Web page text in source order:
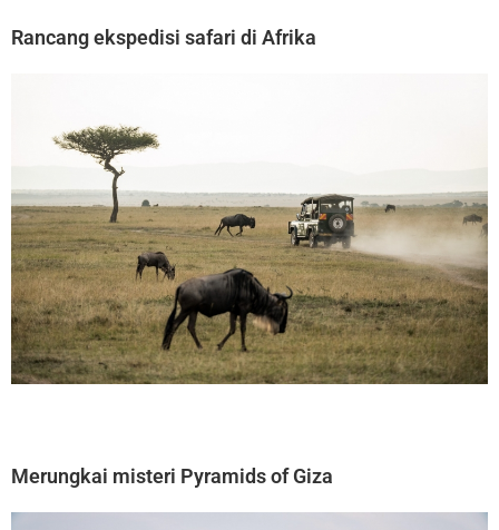
Rancang ekspedisi safari di Afrika
Merungkai misteri Pyramids of Giza